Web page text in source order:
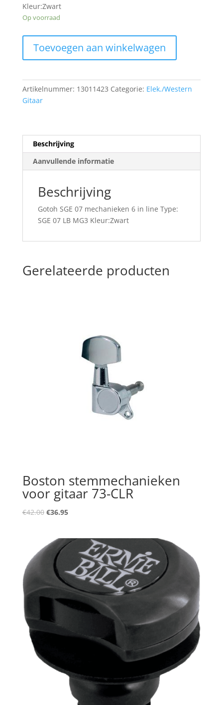
Kleur:Zwart
Op voorraad
07
aantal
Toevoegen aan winkelwagen
Artikelnummer: 13011423 Categorie: Elek./Western
Gitaar
Beschrijving
Aanvullende informatie
Beschrijving
Gotoh SGE 07 mechanieken 6 in line Type:
SGE 07 LB MG3 Kleur:Zwart
Gerelateerde producten
Boston stemmechanieken
voor gitaar 73-CLR
€42.00 Oorspronkelijke
€42.00.
€36.95Huidige
€36.95.